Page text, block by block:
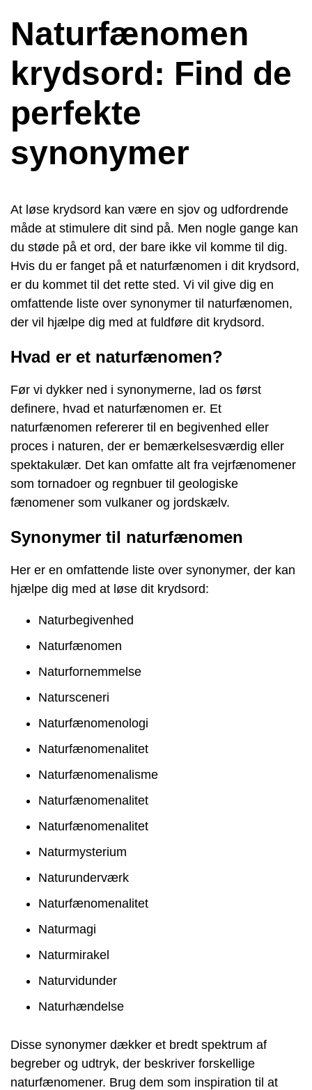
Naturfænomen
krydsord: Find de
perfekte
synonymer
At løse krydsord kan være en sjov og udfordrende
måde at stimulere dit sind på. Men nogle gange kan
du støde på et ord, der bare ikke vil komme til dig.
Hvis du er fanget på et naturfænomen i dit krydsord,
er du kommet til det rette sted. Vi vil give dig en
omfattende liste over synonymer til naturfænomen,
der vil hjælpe dig med at fuldføre dit krydsord.
Hvad er et naturfænomen?
Før vi dykker ned i synonymerne, lad os først
definere, hvad et naturfænomen er. Et
naturfænomen refererer til en begivenhed eller
proces i naturen, der er bemærkelsesværdig eller
spektakulær. Det kan omfatte alt fra vejrfænomener
som tornadoer og regnbuer til geologiske
fænomener som vulkaner og jordskælv.
Synonymer til naturfænomen
Her er en omfattende liste over synonymer, der kan
hjælpe dig med at løse dit krydsord:
Naturbegivenhed
Naturfænomen
Naturfornemmelse
Natursceneri
Naturfænomenologi
Naturfænomenalitet
Naturfænomenalisme
Naturfænomenalitet
Naturfænomenalitet
Naturmysterium
Naturunderværk
Naturfænomenalitet
Naturmagi
Naturmirakel
Naturvidunder
Naturhændelse
Disse synonymer dækker et bredt spektrum af
begreber og udtryk, der beskriver forskellige
naturfænomener. Brug dem som inspiration til at